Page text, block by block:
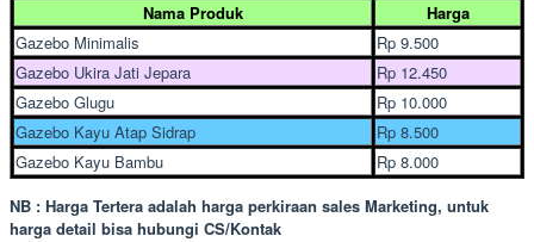
Nama Produk
Harga
Gazebo Minimalis
Rp 9.500
Gazebo Ukira Jati Jepara
Rp 12.450
Gazebo Glugu
Rp 10.000
Gazebo Kayu Atap Sidrap
Rp 8.500
Gazebo Kayu Bambu
Rp 8.000
NB : Harga Tertera adalah harga perkiraan sales Marketing, untuk
harga detail bisa hubungi CS/Kontak